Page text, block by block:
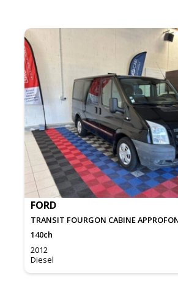
FORD
TRANSIT FOURGON CABINE
140ch
2012
Diesel